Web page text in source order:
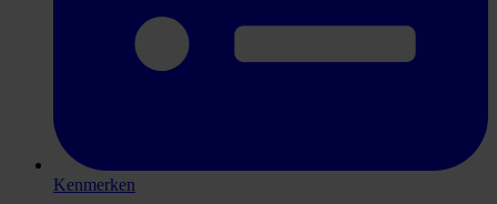
Kenmerken